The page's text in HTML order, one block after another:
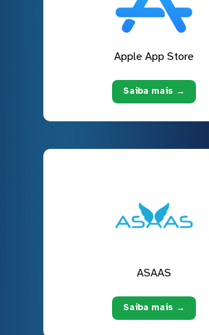
Apple App Store
Saiba mais →
ASAAS
Saiba mais →